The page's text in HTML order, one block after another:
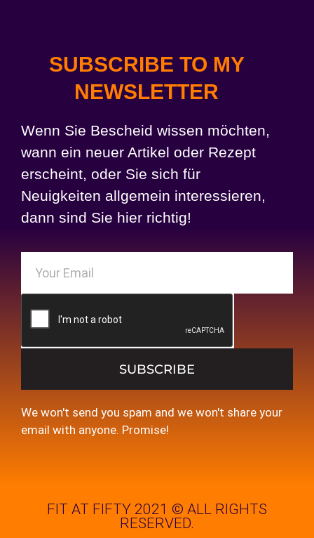
SUBSCRIBE TO MY
NEWSLETTER
Wenn Sie Bescheid wissen möchten,
wann ein neuer Artikel oder Rezept
erscheint, oder Sie sich für
Neuigkeiten allgemein interessieren,
dann sind Sie hier richtig!
SUBSCRIBE
We won't send you spam and we won't share your
email with anyone. Promise!
FIT AT FIFTY 2021 © ALL RIGHTS
RESERVED.